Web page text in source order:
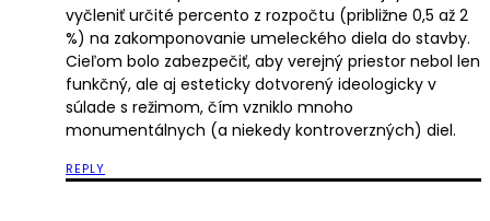
vyčleniť určité percento z rozpočtu (približne 0,5 až 2
%) na zakomponovanie umeleckého diela do stavby.
Cieľom bolo zabezpečiť, aby verejný priestor nebol len
funkčný, ale aj esteticky dotvorený ideologicky v
súlade s režimom, čím vzniklo mnoho
monumentálnych (a niekedy kontroverzných) diel.
REPLY